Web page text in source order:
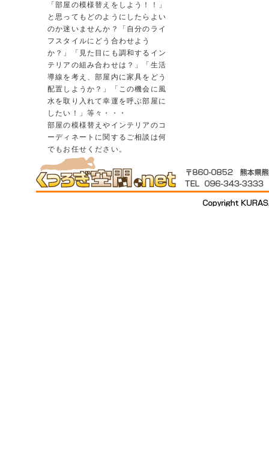
「部屋の模様替えをしよう！！」
と思ってもどのようにしたらよい
のか迷いませんか？「自分のライ
フスタイルにどう合わせよう
か？」「見た目にも調和するイン
テリアの組み合わせは？」「生活
導線を考え、部屋内に家具をどう
配置しようか？」「この機会に風
水を取り入れて幸運を呼ぶ部屋に
したい！」等々・・・
部屋の模様替えやインテリアのコ
ーディネートに関するご相談は何
でもお任せください。